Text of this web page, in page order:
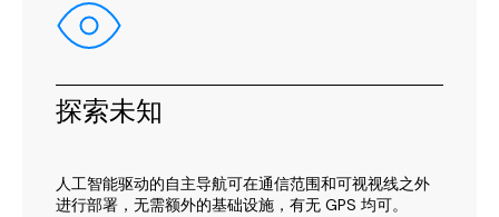
探索未知
人工智能驱动的自主导航可在通信范围和可视视线之外
进行部署，无需额外的基础设施，有无 GPS 均可。